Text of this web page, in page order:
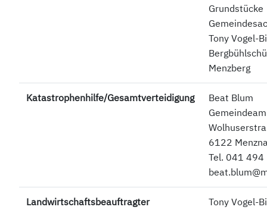
Grundstücke
Tony Vogel-
Menzberg
Katastrophenhilfe/Gesamtverteidigung
Beat Blum
6122
Tel. 041
Landwirtschaftsbeauftragter
Tony Vogel-